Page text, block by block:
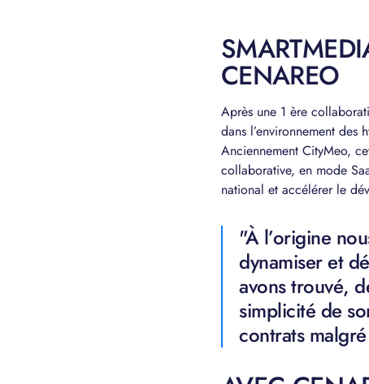
CENAREO
Après une 1 ère
dans l’environnement des
Anciennement CityMeo,
collaborative, en mode
national et accélérer le
"À l’origine
dynamiser et
avons trouvé,
simplicité de
contrats